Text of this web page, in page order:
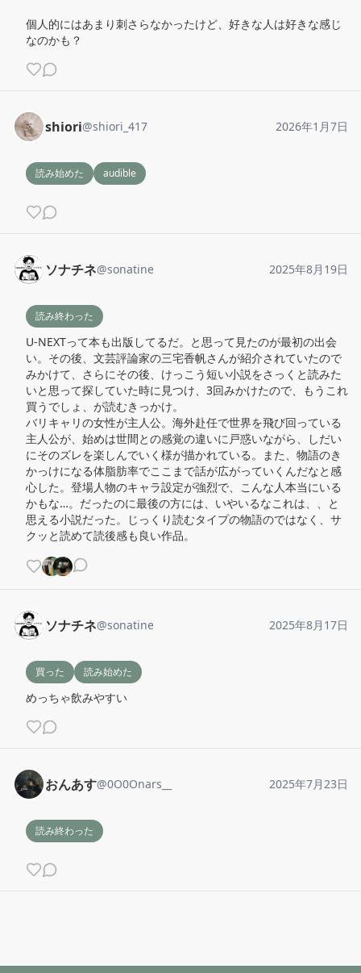
個人的にはあまり刺さらなかったけど、好きな人は好きな感じ
なのかも？
shiori@shiori_417 2026年1月7日
読み始めた audible
ソナチネ@sonatine 2025年8月19日
読み終わった
U-NEXTって本も出版してるだ。と思って見たのが最初の出会
い。その後、文芸評論家の三宅香帆さんが紹介されていたので
みかけて、さらにその後、けっこう短い小説をさっくと読みた
いと思って探していた時に見つけ、3回みかけたので、もうこれ
買うでしょ、が読むきっかけ。
バリキャリの女性が主人公。海外赴任で世界を飛び回っている
主人公が、始めは世間との感覚の違いに戸惑いながら、しだい
にそのズレを楽しんでいく様が描かれている。また、物語のき
かっけになる体脂肪率でここまで話が広がっていくんだなと感
心した。登場人物のキャラ設定が強烈で、こんな人本当にいる
かもな…。だったのに最後の方には、いやいるなこれは、、と
思える小説だった。じっくり読むタイプの物語のではなく、サ
クッと読めて読後感も良い作品。
ソナチネ@sonatine 2025年8月17日
買った 読み始めた
めっちゃ飲みやすい
おんあす@0O0Onars__ 2025年7月23日
読み終わった